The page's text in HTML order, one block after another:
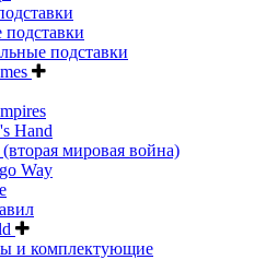
подставки
Hand
мировая война)
Way
и комплектующие